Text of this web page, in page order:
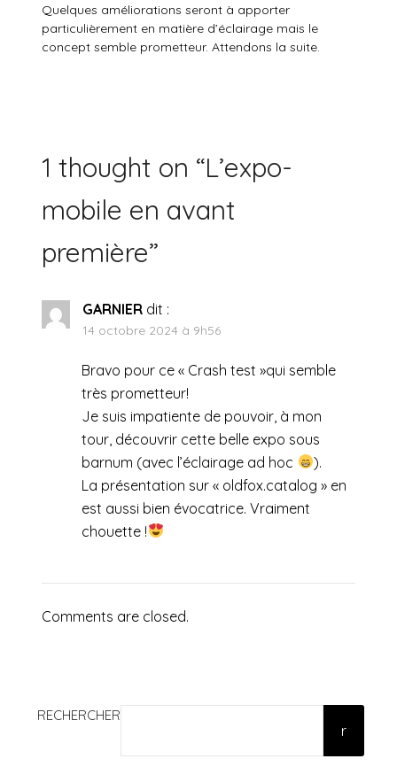
Quelques améliorations seront à apporter
particulièrement en matière d’éclairage mais le
concept semble prometteur. Attendons la suite.
1 thought on “L’expo-
mobile en avant
première”
GARNIER dit :
14 octobre 2024 à 9h56
Bravo pour ce « Crash test »qui semble
très prometteur!
Je suis impatiente de pouvoir, à mon
tour, découvrir cette belle expo sous
barnum (avec l’éclairage ad hoc
).
La présentation sur « oldfox.catalog » en
est aussi bien évocatrice. Vraiment
chouette !
Comments are closed.
RECHERCHER
r